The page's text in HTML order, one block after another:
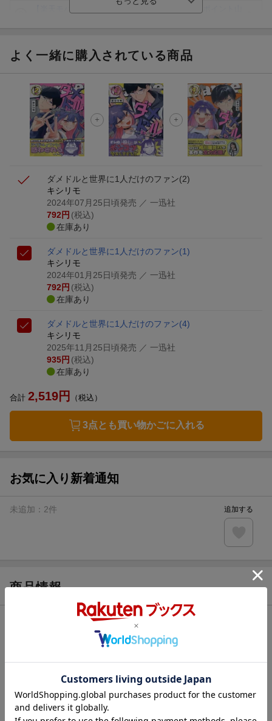
ト山分け
エントリー＆3,000円以上購入で無料データSIM（3GB/月プ
ラン）が当たる！
楽天モバイル紹介キャンペーンの拡散で300円OFFクーポン
進呈
よく一緒に購入されている商品
ダメドルと世界に1人だけのファン(2)
キシリモ
2024年07月25日頃発売 ／ 一迅社
792 円 (税込)
在庫あり
ダメドルと世界に1人だけのファン(1)
キシリモ
2024年01月25日頃発売 ／ 一迅社
792 円 (税込)
在庫あり
ダメドルと世界に1人だけのファン(4)
キシリモ
2025年11月25日頃発売 ／ 一迅社
935円 (税込)
在庫あり
合計 2,519円 （税込）
3点とも買い物かごに入れる
お気に入り新着通知
未追加： 2件 追加する
商品情報
2024年07月25日頃
キシリモ(著)
シリーズ ダメドルと世界に1人だけのファン
一迅社
発行形態 コミック